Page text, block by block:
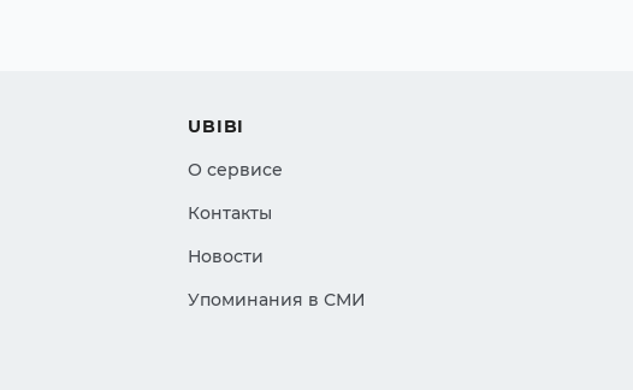
UBIBI
О сервисе
Контакты
Новости
Упоминания в СМИ